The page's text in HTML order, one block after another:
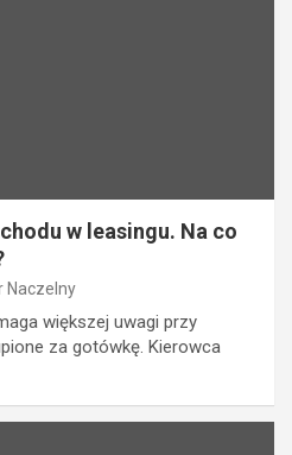
w leasingu. Na co
Naczelny
większej uwagi przy
za gotówkę. Kierowca